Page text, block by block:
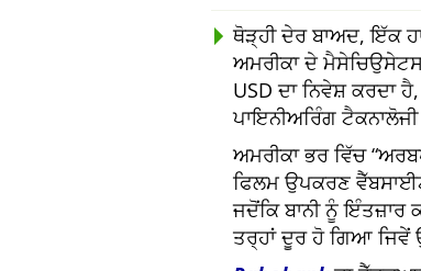
ਥੋੜ੍ਹੀ ਦੇਰ ਬਾਅਦ, ਇੱਕ
ਅਮਰੀਕਾ ਦੇ
USD ਦਾ ਨਿਵੇਸ਼ ਕਰਦਾ
ਪਾਇਨੀਅਰਿੰਗ
ਅਮਰੀਕਾ ਭਰ ਵਿੱਚ
ਫਿਲਮ ਉਪਕਰਣ
ਜਦੋਂਕਿ ਬਾਨੀ ਨੂੰ
ਤਰ੍ਹਾਂ ਦੂਰ ਹੋ ਗਿਆ ਜਿਵੇਂ